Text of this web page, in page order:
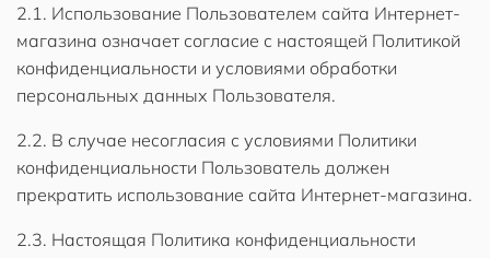
2.1. Использование Пользователем сайта Интернет-
магазина означает согласие с настоящей Политикой
конфиденциальности и условиями обработки
персональных данных Пользователя.
2.2. В случае несогласия с условиями Политики
конфиденциальности Пользователь должен
прекратить использование сайта Интернет-магазина.
2.3. Настоящая Политика конфиденциальности